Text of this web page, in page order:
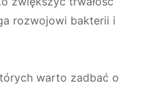
rozwojowi bakterii i
warto zadbać o